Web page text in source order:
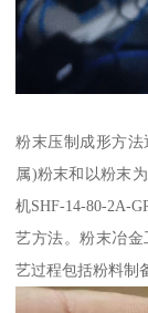
粉末压制成形方
属)粉末和以粉末
机SHF-14-80-2A-
艺方法。粉末冶
艺过程包括粉料制